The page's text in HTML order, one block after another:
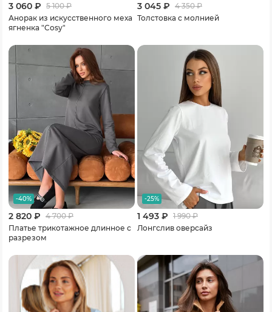
3 060 ₽ 5 100₽
Анорак из искусственного меха
ягненка "Cosy"
3 045 ₽ 4 350₽
Толстовка с молнией
-40%
2 820 ₽ 4 700₽
Платье трикотажное длинное с
разрезом
-25%
1 493 ₽ 1 990₽
Лонгслив оверсайз